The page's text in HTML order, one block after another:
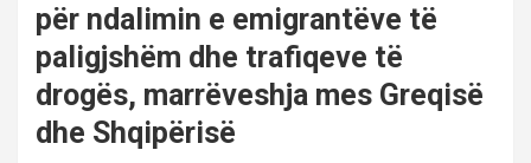
për ndalimin e emigrantëve të
paligjshëm dhe trafiqeve të
drogës, marrëveshja mes Greqisë
dhe Shqipërisë